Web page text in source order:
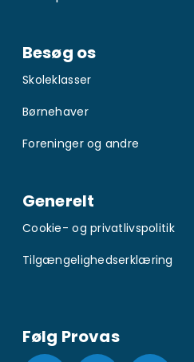
Besøg os
Skoleklasser
Børnehaver
Foreninger og andre
Generelt
Cookie- og privatlivspolitik
Tilgængelighedserklæring
Følg Provas